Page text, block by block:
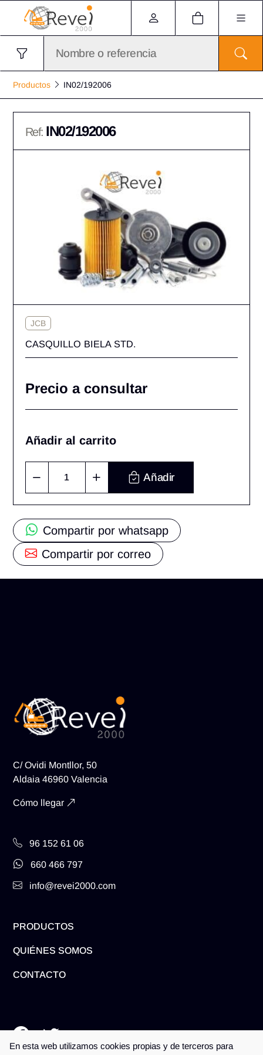
Productos IN02/192006
Ref: IN02/192006
JCB
CASQUILLO BIELA STD.
Precio a consultar
Añadir al carrito
Añadir
Compartir por whatsapp
Compartir por correo
C/ Ovidi Montllor, 50
Aldaia 46960 Valencia
Cómo llegar
96 152 61 06
660 466 797
info@revei2000.com
PRODUCTOS
QUIÉNES SOMOS
CONTACTO
En esta web utilizamos cookies propias y de terceros para